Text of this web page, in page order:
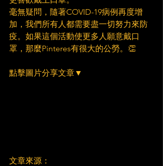
毫無疑問，隨著COVID-19病例再度增
加，我們所有人都需要盡一切努力來防
疫。如果這個活動使更多人願意戴口
罩，那麼Pinteres有很大的公勞。👏
點擊圖片分享文章▼
文章來源：